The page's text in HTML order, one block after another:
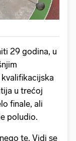
29 godina, u
u trećoj
finale, ali
poludio.
te. Vidi se